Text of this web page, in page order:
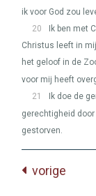
ik voor God zou
20
Ik ben met
Christus leeft in
het geloof in de
voor mij heeft
21
Ik doe de
gerechtigheid door
gestorven.
vorige